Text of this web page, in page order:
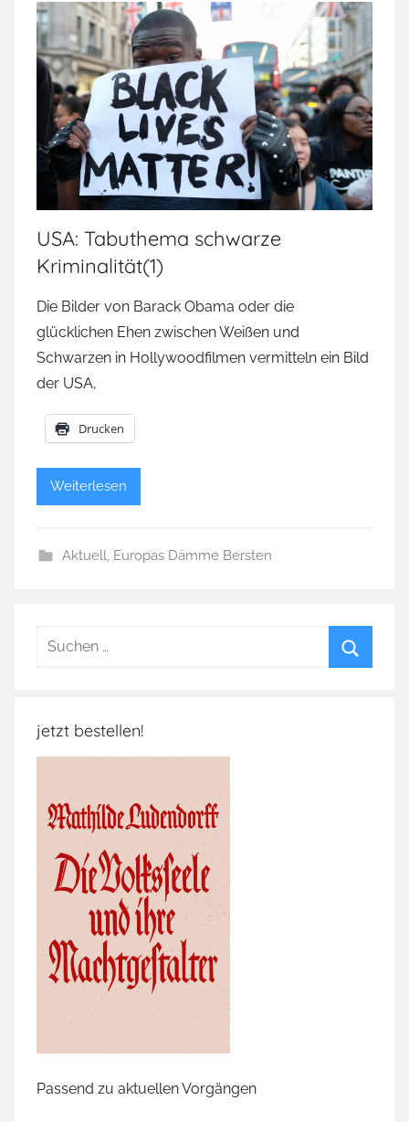
USA: Tabuthema schwarze
Kriminalität(1)
Die Bilder von Barack Obama oder die
glücklichen Ehen zwischen Weißen und
Schwarzen in Hollywoodfilmen vermitteln ein Bild
der USA,
Drucken
Weiterlesen
Aktuell Europas Dämme Bersten
Suchen
jetzt bestellen!
Passend zu aktuellen Vorgängen